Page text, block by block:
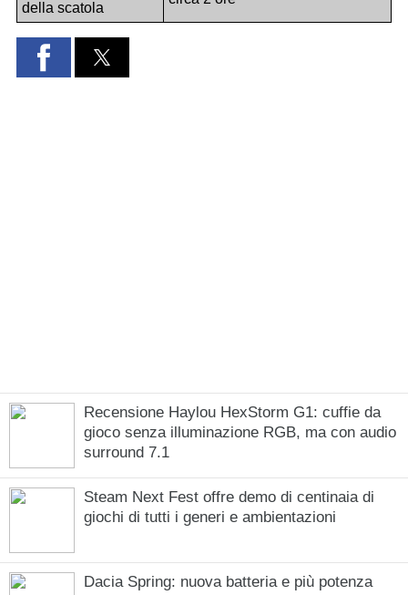
Recensione Haylou HexStorm G1: cuffie da
gioco senza illuminazione RGB, ma con audio
surround 7.1
Steam Next Fest offre demo di centinaia di
giochi di tutti i generi e ambientazioni
Dacia Spring: nuova batteria e più potenza